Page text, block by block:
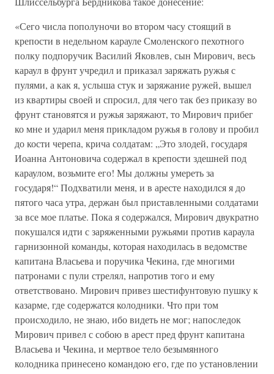
«Сего числа пополуночи во втором часу стоящий в
крепости в недельном карауле Смоленского пехотного
полку подпоручик Василий Яковлев, сын Мирович, весь
караул в фрунт учредил и приказал заряжать ружья с
пулями, а как я, услыша стук и заряжание ружей, вышел
из квартиры своей и спросил, для чего так без приказу во
фрунт становятся и ружья заряжают, то Мирович прибег
ко мне и ударил меня прикладом ружья в голову и пробил
до кости черепа, крича солдатам: „Это злодей, государя
Иоанна Антоновича содержал в крепости здешней под
караулом, возьмите его! Мы должны умереть за
государя!“ Подхватили меня, и в аресте находился я до
пятого часа утра, держан был приставленными солдатами
за все мое платье. Пока я содержался, Мирович двукратно
покушался идти с заряженными ружьями против караула
гарнизонной команды, которая находилась в ведомстве
капитана Власьева и поручика Чекина, где многими
патронами с пули стрелял, напротив того и ему
ответствовано. Мирович привез шестифунтовую пушку к
казарме, где содержатся колодники. Что при том
происходило, не знаю, ибо видеть не мог; напоследок
Мирович привел с собою в арест пред фрунт капитана
Власьева и Чекина, и мертвое тело безымянного
колодника принесено командою его, где по установлении